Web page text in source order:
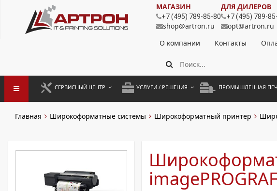
МАГАЗИН
+7 (495) 789-85-80
shop@artron.ru
ДЛЯ ДИЛЕРОВ
+7 (495) 789-
opt@artron.ru
О компании
Контакты
СЕРВИСНЫЙ ЦЕНТР
ПРОФИЛАКТИКА И ТО
УСЛУГИ / РЕШЕНИЯ
АРЕНДА ОБОРУДОВАНИЯ
ПРОМЫШЛЕННАЯ
Главная Широкоформатные системы Широкоформатный принтер